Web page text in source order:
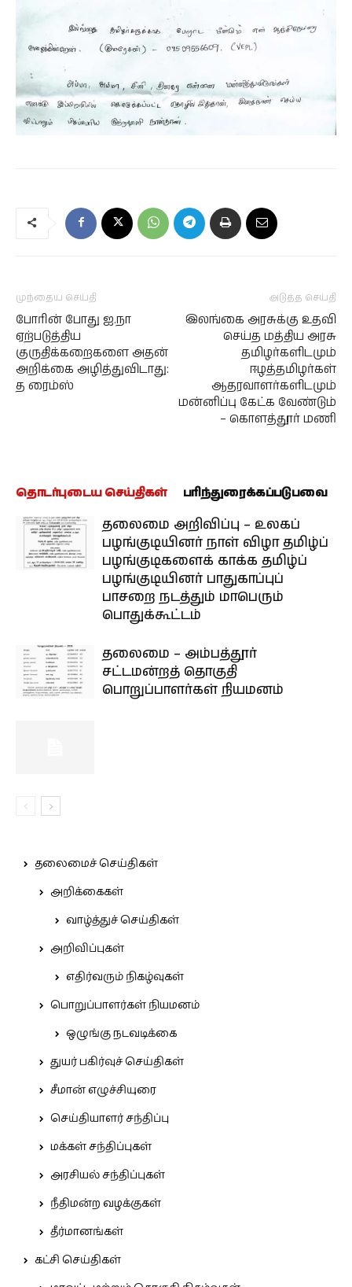
முந்தைய செய்தி
போரின் போது ஐ.நா
ஏற்படுத்திய
குருதிக்கறைகளை அதன்
அறிக்கை அழித்துவிடாது:
த ரைம்ஸ்
அடுத்த செய்தி
இலங்கை அரசுக்கு உதவி
செய்த மத்திய அரசு
தமிழர்களிடமும்
ஈழத்தமிழர்கள்
ஆதரவாளர்களிடமும்
மன்னிப்பு கேட்க வேண்டும்
– கொளத்தூர் மணி
தொடர்புடைய செய்திகள் பரிந்துரைக்கப்படுபவை
தலைமை அறிவிப்பு – உலகப்
பழங்குடியினர் நாள் விழா தமிழ்ப்
பழங்குடிகளைக் காக்க தமிழ்ப்
பழங்குடியினர் பாதுகாப்புப்
பாசறை நடத்தும் மாபெரும்
பொதுக்கூட்டம்
தலைமை – அம்பத்தூர்
சட்டமன்றத் தொகுதி
பொறுப்பாளர்கள் நியமனம்
தலைமைச் செய்திகள்
அறிக்கைகள்
வாழ்த்துச் செய்திகள்
அறிவிப்புகள்
எதிர்வரும் நிகழ்வுகள்
பொறுப்பாளர்கள் நியமனம்
ஒழுங்கு நடவடிக்கை
துயர் பகிர்வுச் செய்திகள்
சீமான் எழுச்சியுரை
செய்தியாளர் சந்திப்பு
மக்கள் சந்திப்புகள்
அரசியல் சந்திப்புகள்
நீதிமன்ற வழக்குகள்
தீர்மானங்கள்
கட்சி செய்திகள்